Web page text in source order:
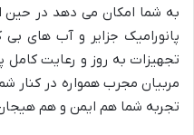
به شما امکان می دهد در حین
پانورامیک جزایر و آب های
تجهیزات به روز و رعایت کامل
مربیان مجرب همواره در کنار
تجربه شما هم ایمن و هم